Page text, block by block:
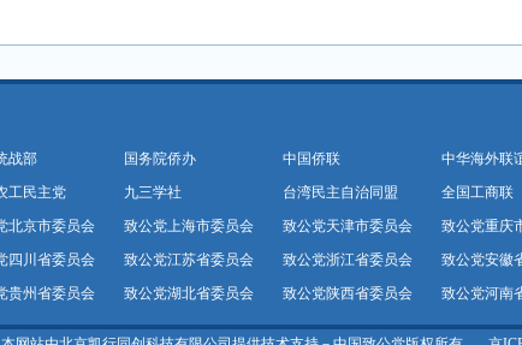
战部 国务院侨办 中国侨联 中华海外联
工民主党 九三学社 台湾民主自治同盟 全国工商联
北京市委员会 致公党上海市委员会 致公党天津市委员会 致公党重庆
四川省委员会 致公党江苏省委员会 致公党浙江省委员会 致公党安徽
贵州省委员会 致公党湖北省委员会 致公党陕西省委员会 致公党河南